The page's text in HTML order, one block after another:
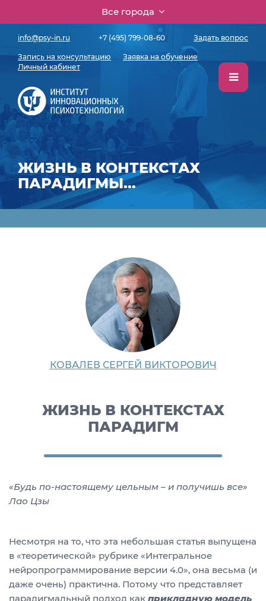
Все города
info@psy-in.ru +7 (495) 799-08-60 Задать вопрос
Запись на консультацию
Заявка на обучение
Личный кабинет
ЖИЗНЬ В КОНТЕКСТАХ
ПАРАДИГМЫ…
КОВАЛЕВ СЕРГЕЙ ВИКТОРОВИЧ
ЖИЗНЬ В КОНТЕКСТАХ
ПАРАДИГМ
«Будь по-настоящему цельным – и получишь все»
Лао Цзы
Несмотря на то, что эта небольшая статья выпущена
в «теоретической» рубрике «Интегральное
нейропрограммирование версии 4.0», она весьма (и
даже очень) практична. Потому что представляет
парадигмальный подход как прикладную модель